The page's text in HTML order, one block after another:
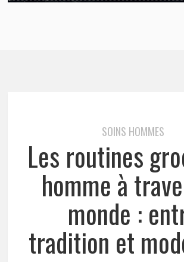
SOINS HOMMES
Les routines
homme à
monde :
tradition et